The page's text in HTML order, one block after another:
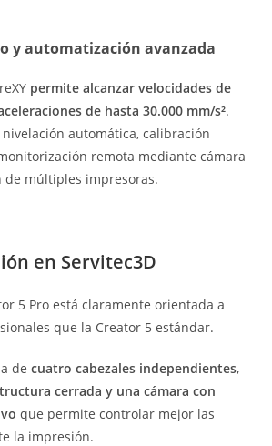
y automatización avanzada
permite alcanzar velocidades de
de hasta 30.000 mm/s².
automática, calibración
remota mediante cámara
de múltiples impresoras.
en Servitec3D
5 Pro está claramente orientada a
que la Creator 5 estándar.
decuatro cabezales independientes,
cerrada y una cámara con
que permite controlar mejor las
la impresión.